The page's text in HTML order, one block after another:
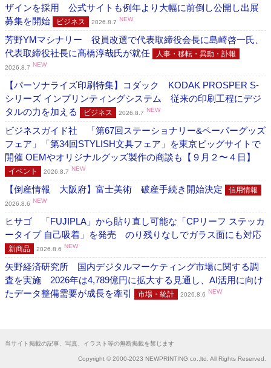
ザインを採用 公式サイトも例年より大幅に前倒し公開し出展
募集を開始
ビジネス 2026.8.7 NEW
芳野YMマシナリー 役員改選で代表取締役会長に島崎啓一氏、
代表取締役社長に髙橋淳哉氏が就任
人事・移転・異動・訃報
2026.8.7 NEW
【パーソナライズ印刷特集】コダック KODAK PROSPER S-
シリーズ インプリンティングシステム 従来の印刷工程にデジ
タルの力を加える
ビジネス 2026.8.7 NEW
ビジネスガイド社 「第67回ステーショナリー&ペーパーグッズ
フェア」「第34回STYLISH文具フェア」を東京ビッグサイトで
開催 OEMやオリジナルグッズ製作の商談も【９月２〜４日】
イベント 2026.8.7 NEW
【倒産情報 大阪府】富士美術 破産手続き開始決定 信用情報
2026.8.6 NEW
ヒサゴ 「FUJIPLA」から貼り直し可能な「CPリーフ ステッカ
ータイプ 自己吸着」を発売 のり残りなしでガラス面にも対応
新商品 2026.8.6 NEW
矢野経済研究所 国内デジタルマーケティング市場に関する調
査を実施 2026年は4,789億円に拡大する見通し、AI活用に向け
たデータ整備需要が成長を牽引
市場・統計 2026.8.6 NEW
当サイト掲載の記事、写真、イラスト等の無断掲載を禁じます
Copyright © 2000-2023 NEWPRINTING co.,ltd. All Rights Reserved.